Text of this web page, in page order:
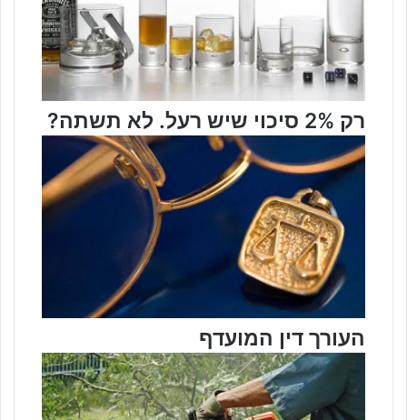
רק 2% סיכוי שיש רעל. לא תשתה?
העורך דין המועדף